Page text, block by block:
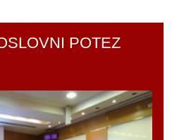
POTEZ